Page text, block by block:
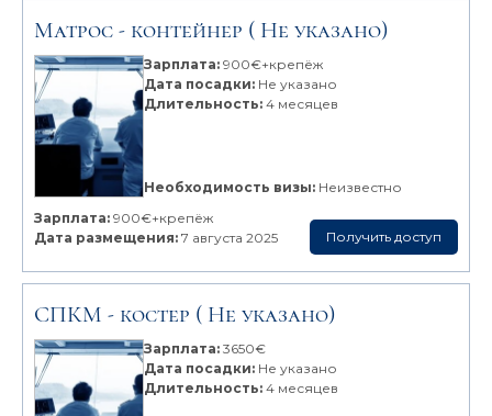
Матрос - контейнер ( Не указано)
Зарплата: 900€+крепёж
Дата посадки: Не указано
Длительность: 4 месяцев
Необходимость визы: Неизвестно
Зарплата: 900€+крепёж
Дата размещения: 7 августа 2025 Получить доступ
СПКМ - костер ( Не указано)
Зарплата: 3650€
Дата посадки: Не указано
Длительность: 4 месяцев